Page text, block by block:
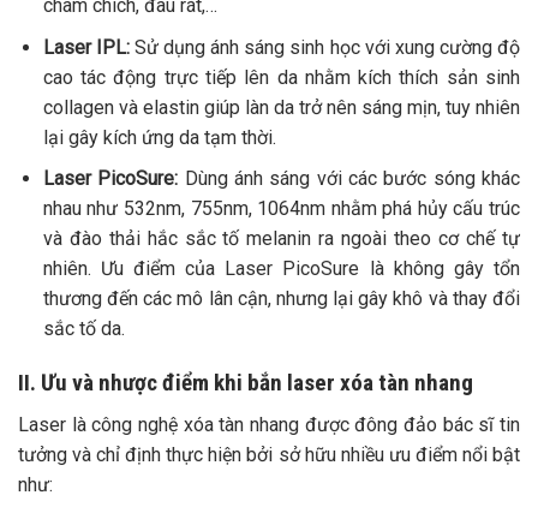
châm chích, đau rát,…
Laser IPL:Sử dụng ánh sáng sinh học với xung cường độ
cao tác động trực tiếp lên da nhằm kích thích sản sinh
collagen và elastin giúp làn da trở nên sáng mịn, tuy nhiên
lại gây kích ứng da tạm thời.
Laser PicoSure: Dùng ánh sáng với các bước sóng khác
nhau như 532nm, 755nm, 1064nm nhằm phá hủy cấu trúc
và đào thải hắc sắc tố melanin ra ngoài theo cơ chế tự
nhiên. Ưu điểm của Laser PicoSure là không gây tổn
thương đến các mô lân cận, nhưng lại gây khô và thay đổi
sắc tố da.
II. Ưu và nhược điểm khi bắn laser xóa tàn nhang
Laser là công nghệ xóa tàn nhang được đông đảo bác sĩ tin
tưởng và chỉ định thực hiện bởi sở hữu nhiều ưu điểm nổi bật
như: